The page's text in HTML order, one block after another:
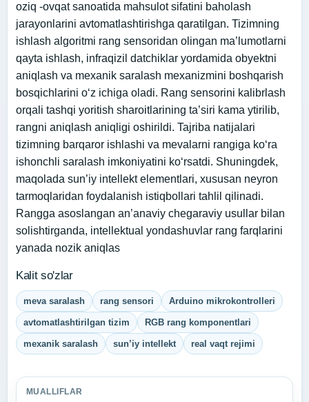
oziq -ovqat sanoatida mahsulot sifatini baholash
jarayonlarini avtomatlashtirishga qaratilgan. Tizimning
ishlash algoritmi rang sensoridan olingan ma’lumotlarni
qayta ishlash, infraqizil datchiklar yordamida obyektni
aniqlash va mexanik saralash mexanizmini boshqarish
bosqichlarini o‘z ichiga oladi. Rang sensorini kalibrlash
orqali tashqi yoritish sharoitlarining ta’siri kama ytirilib,
rangni aniqlash aniqligi oshirildi. Tajriba natijalari
tizimning barqaror ishlashi va mevalarni rangiga ko‘ra
ishonchli saralash imkoniyatini ko‘rsatdi. Shuningdek,
maqolada sun’iy intellekt elementlari, xususan neyron
tarmoqlaridan foydalanish istiqbollari tahlil qilinadi.
Rangga asoslangan an’anaviy chegaraviy usullar bilan
solishtirganda, intellektual yondashuvlar rang farqlarini
yanada nozik aniqlas
Kalit so'zlar
meva saralash rang sensori Arduino mikrokontrolleri
avtomatlashtirilgan tizim RGB rang komponentlari
mexanik saralash sun’iy intellekt real vaqt rejimi
MUALLIFLAR